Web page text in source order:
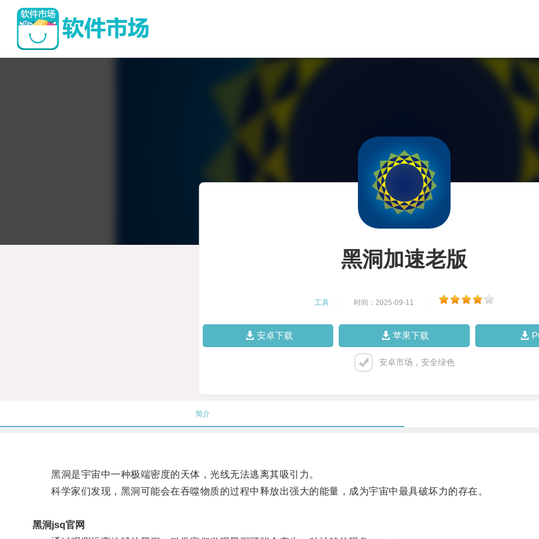
黑洞加速老版
工具 时间：2025-09-11
安卓下载 苹果下载
安卓市场，安全绿色
简介
黑洞是宇宙中一种极端密度的天体，光线无法逃离其吸引力。
科学家们发现，黑洞可能会在吞噬物质的过程中释放出强大的能量，成为宇宙中最具破坏力的存在。
黑洞jsq官网